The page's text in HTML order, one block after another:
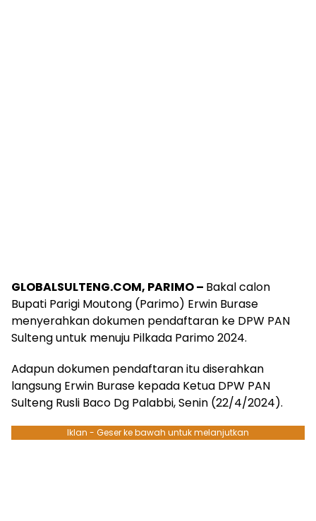
GLOBALSULTENG.COM, PARIMO – Bakal calon
Bupati Parigi Moutong (Parimo) Erwin Burase
menyerahkan dokumen pendaftaran ke DPW PAN
Sulteng untuk menuju Pilkada Parimo 2024.
Adapun dokumen pendaftaran itu diserahkan
langsung Erwin Burase kepada Ketua DPW PAN
Sulteng Rusli Baco Dg Palabbi, Senin (22/4/2024).
Iklan - Geser ke bawah untuk melanjutkan